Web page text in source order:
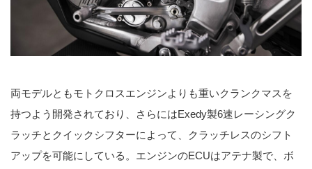
両モデルともモトクロスエンジンよりも重いクランクマスを
持つよう開発されており、さらにはExedy製6速レーシングク
ラッチとクイックシフターによって、クラッチレスのシフト
アップを可能にしている。エンジンのECUはアテナ製で、ボ